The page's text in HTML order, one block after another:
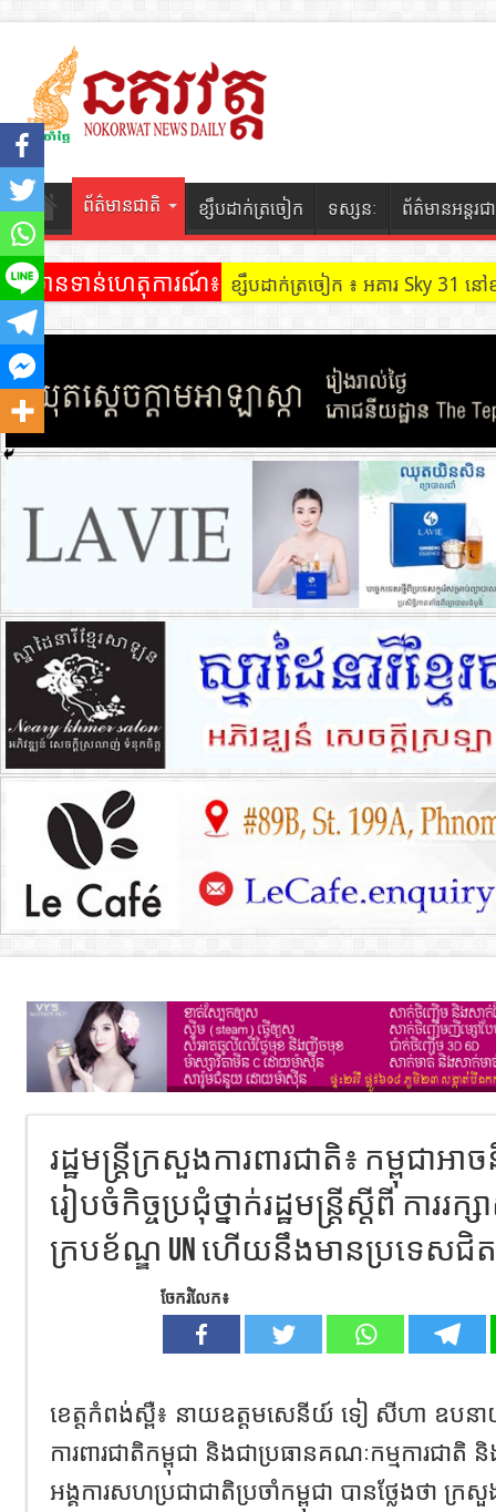
ព័ត៌មានជាតិ ខ្សឹបដាក់ត្រចៀក ទស្សនៈ ព័ត៌មានអន្តរជ
ព័ត៌មានទាន់ហេតុការណ៍៖ ខ្សឹបដាក់ត្រចៀក ៖ អគារ Sky 31
រដ្ឋមន្រ្តីក្រសួងការពារជាតិ៖​ កម្ពុជាអាច
រៀបចំកិច្ចប្រជុំថ្នាក់រដ្ឋមន្ត្រីស្តីពី ការរក្
ក្របខ័ណ្ឌ UN ហើយនឹងមានប្រទេស
ចែករំលែក៖
ខេត្ត​កំពង់​ស្ពឺ​៖​ នាយឧត្តមសេនីយ៍ ទៀ សីហា ឧបនាយក
ការពារជាតិកម្ពុជា និង​ជា​ប្រធាន​គណៈ​កម្មការជ
អង្គការសហប្រជាជាតិប្រចាំកម្ពុជា បានថ្លែងថា ក្រសួ